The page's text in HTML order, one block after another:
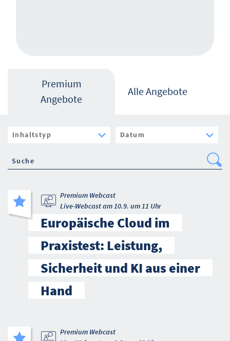
Premium
Angebote
Alle Angebote
Premium Webcast
Live-Webcast am 10.9. um 11 Uhr
Europäische Cloud im
Praxistest: Leistung,
Sicherheit und KI aus einer
Hand
Premium Webcast